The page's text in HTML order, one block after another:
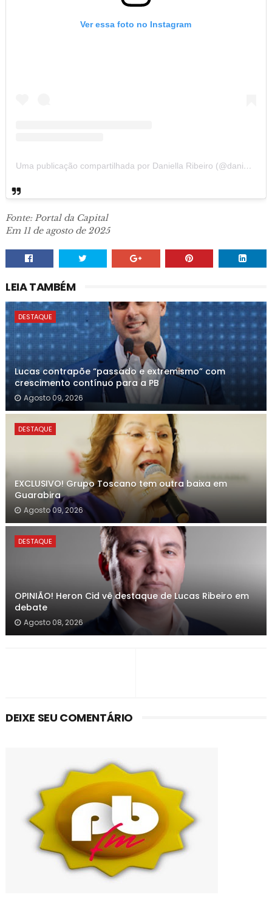
Ver essa foto no Instagram
Uma publicação compartilhada por Daniella Ribeiro (@daniellasenadora)
Fonte: Portal da Capital
Em 11 de agosto de 2025
LEIA TAMBÉM
DESTAQUE
Lucas contrapõe “passado e extremismo” com
crescimento contínuo para a PB
Agosto 09, 2026
DESTAQUE
EXCLUSIVO! Grupo Toscano tem outra baixa em
Guarabira
Agosto 09, 2026
DESTAQUE
OPINIÃO! Heron Cid vê destaque de Lucas Ribeiro em
debate
Agosto 08, 2026
DEIXE SEU COMENTÁRIO